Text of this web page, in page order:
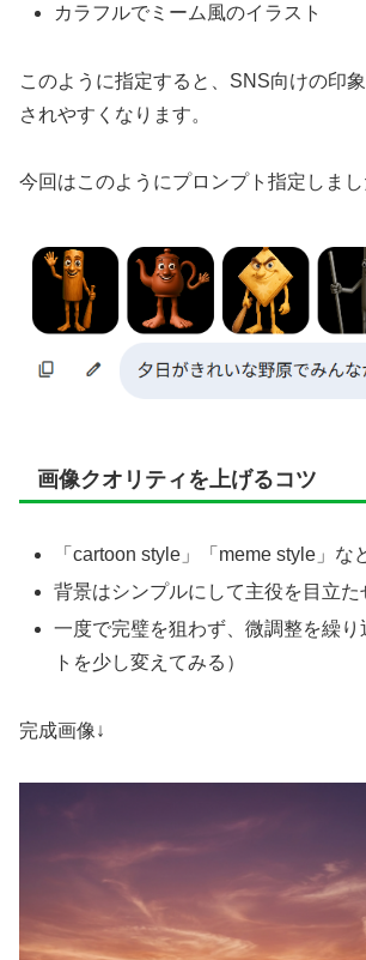
カラフルでミーム風のイラスト
このように指定すると、SNS向けの印
されやすくなります。
今回はこのようにプロンプト指定しまし
画像クオリティを上げるコツ
「cartoon style」「meme style」な
背景はシンプルにして主役を目立た
一度で完璧を狙わず、微調整を繰
トを少し変えてみる）
完成画像↓